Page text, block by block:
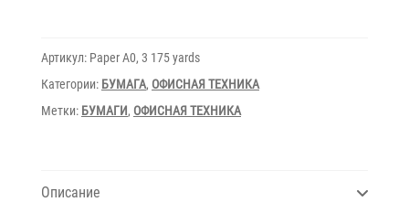
yards
3"
80gsm
Артикул: Paper A0, 3 175 yards
Категории: БУМАГА, ОФИСНАЯ ТЕХНИКА
Метки: БУМАГИ, ОФИСНАЯ ТЕХНИКА
Описание